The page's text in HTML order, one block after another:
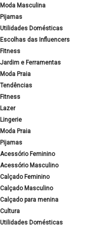
Moda Masculina
Pijamas
Utilidades Domésticas
Escolhas das Influencers
Fitness
Jardim e Ferramentas
Moda Praia
Tendências
Fitness
Lazer
Lingerie
Moda Praia
Pijamas
Acessório Feminino
Acessório Masculino
Calçado Feminino
Calçado Masculino
Calçado para menina
Cultura
Utilidades Domésticas